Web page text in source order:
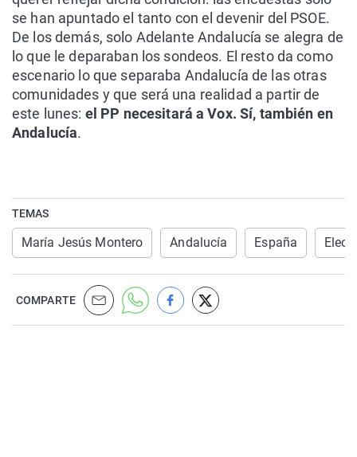
se han apuntado el tanto con el devenir del PSOE.
De los demás, solo Adelante Andalucía se alegra de
lo que le deparaban los sondeos. El resto da como
escenario lo que separaba Andalucía de las otras
comunidades y que será una realidad a partir de
este lunes: el PP necesitará a Vox. Sí, también en
Andalucía.
TEMAS
María Jesús Montero Andalucía España
COMPARTE